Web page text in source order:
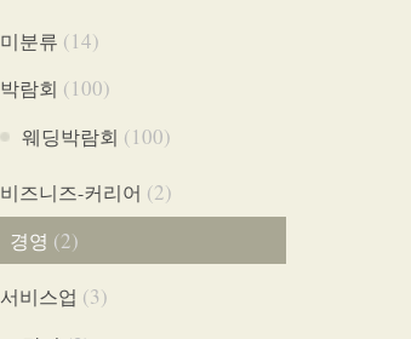
미분류 (14)
박람회 (100)
웨딩박람회 (100)
비즈니즈-커리어 (2)
경영 (2)
서비스업 (3)